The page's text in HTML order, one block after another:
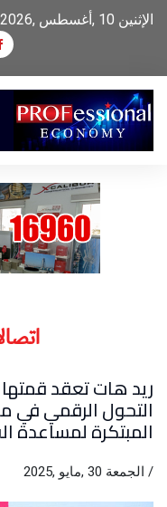
الإثنين 10 ,أغسطس ,2026
ريد هات تعقد
التحول الرقمي في
المبتكرة لمساعدة
/ الجمعة 30 ,مايو ,2025